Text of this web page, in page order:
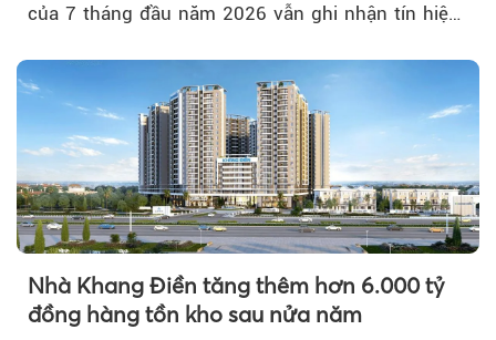
của 7 tháng đầu năm 2026 vẫn ghi nhận tín hiệu
Nhà Khang Điền tăng thêm hơn 6.000 tỷ
đồng hàng tồn kho sau nửa năm